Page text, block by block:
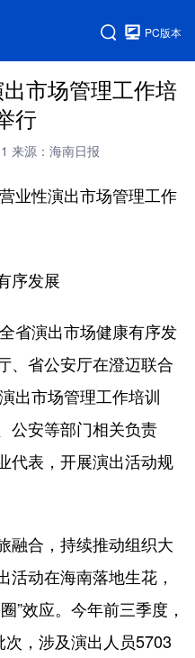
PC版本
市场管理工作培
行
来源：海南日报
性演出市场管理工作
序发展
演出市场健康有序发
、省公安厅在澄迈联合
出市场管理工作培训
公安等部门相关负责
代表，开展演出活动规
合，持续推动组织大
活动在海南落地生花，
”效应。今年前三季度，
，涉及演出人员5703